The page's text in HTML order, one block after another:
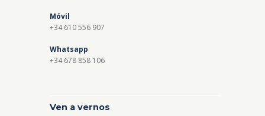
Móvil
+34 610 556 907
Whatsapp
+34 678 858 106
Ven a vernos